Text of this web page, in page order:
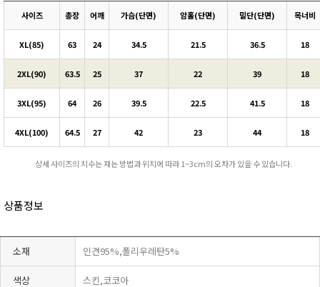
사이즈 총장 어깨 가슴(단면) 암홀(단면) 밑단(단면) 목너비
XL(85) 63 24 34.5 21.5 36.5 18
2XL(90) 63.5 25 37 22 39 18
3XL(95) 64 26 39.5 22.5 41.5 18
4XL(100) 64.5 27 42 23 44 18
상세 사이즈의 치수는 재는 방법과 위치에 따라 1~3cm의 오차가 있을 수 있습니다.
상품정보
소재 인견95%,폴리우레탄5%
색상 스킨,코코아